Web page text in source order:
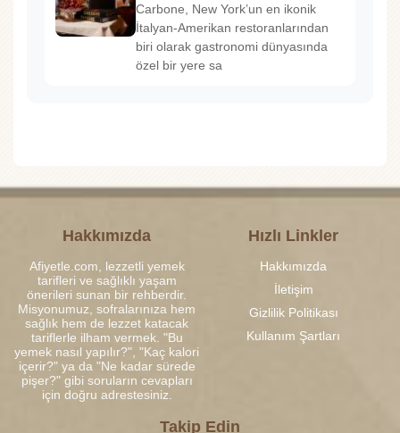
Carbone, New York’un en ikonik
İtalyan-Amerikan restoranlarından
biri olarak gastronomi dünyasında
özel bir yere sa
Hakkımızda
Afiyetle.com, lezzetli yemek
tarifleri ve sağlıklı yaşam
önerileri sunan bir rehberdir.
Misyonumuz, sofralarınıza hem
sağlık hem de lezzet katacak
tariflerle ilham vermek. "Bu
yemek nasıl yapılır?", "Kaç kalori
içerir?" ya da "Ne kadar sürede
pişer?" gibi soruların cevapları
için doğru adrestesiniz.
Hızlı Linkler
Hakkımızda
İletişim
Gizlilik Politikası
Kullanım Şartları
Takip Edin